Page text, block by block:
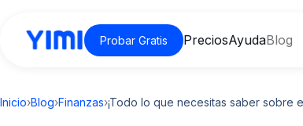
Probar Gratis PreciosAyudaBlog
Inicio›Blog›Finanzas›¡Todo lo que necesitas saber sobre